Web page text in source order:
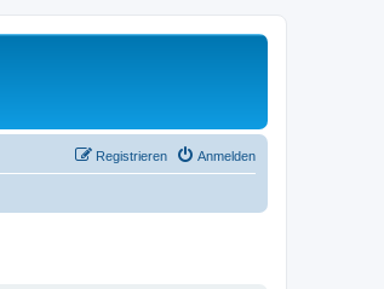
Anmelden
Registrieren